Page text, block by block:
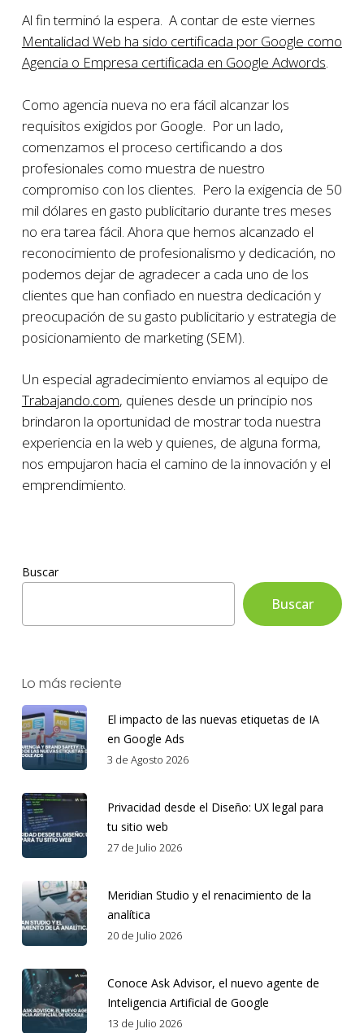
Al fin terminó la espera. A contar de este viernes
Mentalidad Web ha sido certificada por Google como
Agencia o Empresa certificada en Google Adwords.
Como agencia nueva no era fácil alcanzar los
requisitos exigidos por Google. Por un lado,
comenzamos el proceso certificando a dos
profesionales como muestra de nuestro
compromiso con los clientes. Pero la exigencia de 50
mil dólares en gasto publicitario durante tres meses
no era tarea fácil. Ahora que hemos alcanzado el
reconocimiento de profesionalismo y dedicación, no
podemos dejar de agradecer a cada uno de los
clientes que han confiado en nuestra dedicación y
preocupación de su gasto publicitario y estrategia de
posicionamiento de marketing (SEM).
Un especial agradecimiento enviamos al equipo de
Trabajando.com, quienes desde un principio nos
brindaron la oportunidad de mostrar toda nuestra
experiencia en la web y quienes, de alguna forma,
nos empujaron hacia el camino de la innovación y el
emprendimiento.
Buscar
Buscar
Lo más reciente
El impacto de las nuevas etiquetas de IA
en Google Ads
3 de Agosto 2026
Privacidad desde el Diseño: UX legal para
tu sitio web
27 de Julio 2026
Meridian Studio y el renacimiento de la
analítica
20 de Julio 2026
Conoce Ask Advisor, el nuevo agente de
Inteligencia Artificial de Google
13 de Julio 2026